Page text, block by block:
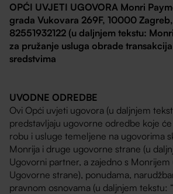
OPĆI UVJETI UGOVORA Monri
grada Vukovara 269F, 10000
82551932122 (u daljnjem tekstu:
za pružanje usluga obrade
sredstvima
UVODNE ODREDBE
Ovi Opći uvjeti ugovora (u daljnjem
predstavljaju ugovorne odredbe koje
robu i usluge temeljene na ugovorima
Monrija i druge ugovorne strane (u
Ugovorni partner, a zajedno s
Ugovorne strane), ponudama,
pravnom osnovama (u daljnjem tekstu: “